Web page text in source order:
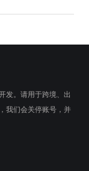
发。请用于跨境、出
我们会关停账号，并